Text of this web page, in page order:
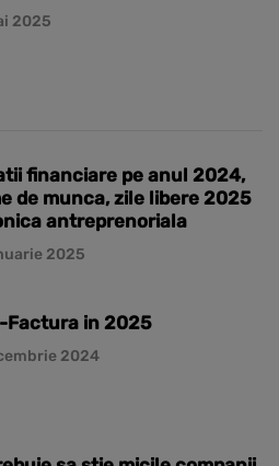
2025
financiare pe anul 2024,
de munca, zile libere 2025
antreprenoriala
2025
Factura in 2025
2024